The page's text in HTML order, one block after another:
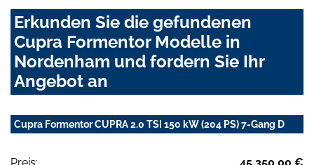
Erkunden Sie die gefundenen
Cupra Formentor Modelle in
Nordenham und fordern Sie Ihr
Angebot an
Cupra Formentor CUPRA 2.0 TSI 150 kW (204 PS) 7-Gang D